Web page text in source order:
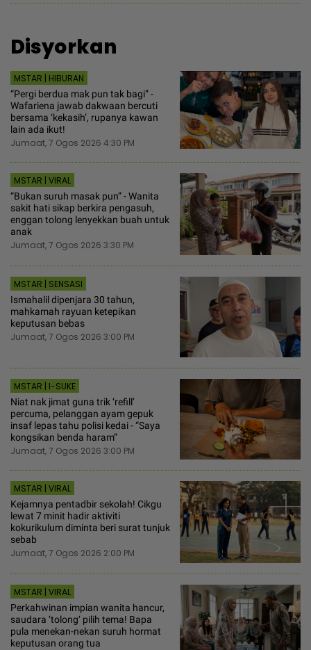
Disyorkan
MSTAR | HIBURAN
“Pergi berdua mak pun tak bagi” -
Wafariena jawab dakwaan bercuti
bersama ‘kekasih’, rupanya kawan
lain ada ikut!
Jumaat, 7 Ogos 2026 4:30 PM
MSTAR | VIRAL
“Bukan suruh masak pun” - Wanita
sakit hati sikap berkira pengasuh,
enggan tolong lenyekkan buah untuk
anak
Jumaat, 7 Ogos 2026 3:30 PM
MSTAR | SENSASI
Ismahalil dipenjara 30 tahun,
mahkamah rayuan ketepikan
keputusan bebas
Jumaat, 7 Ogos 2026 3:00 PM
MSTAR | I-SUKE
Niat nak jimat guna trik ‘refill’
percuma, pelanggan ayam gepuk
insaf lepas tahu polisi kedai - “Saya
kongsikan benda haram”
Jumaat, 7 Ogos 2026 3:00 PM
MSTAR | VIRAL
Kejamnya pentadbir sekolah! Cikgu
lewat 7 minit hadir aktiviti
kokurikulum diminta beri surat tunjuk
sebab
Jumaat, 7 Ogos 2026 2:00 PM
MSTAR | VIRAL
Perkahwinan impian wanita hancur,
saudara ‘tolong‘ pilih tema! Bapa
pula menekan-nekan suruh hormat
keputusan orang tua